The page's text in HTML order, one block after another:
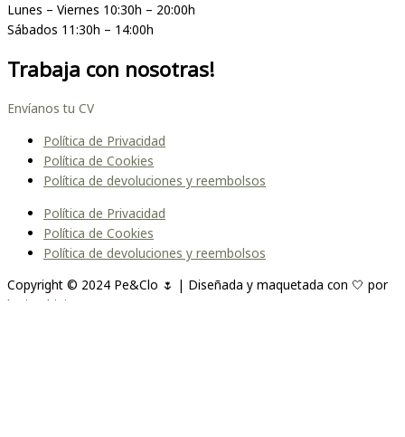
Lunes – Viernes 10:30h – 20:00h
Sábados 11:30h – 14:00h
Trabaja con nosotras!
Envíanos tu CV
Política de Privacidad
Política de Cookies
Política de devoluciones y reembolsos
Política de Privacidad
Política de Cookies
Política de devoluciones y reembolsos
Copyright © 2024 Pe&Clo 🌷 | Diseñada y maquetada con 🤍 por
lopipedrini